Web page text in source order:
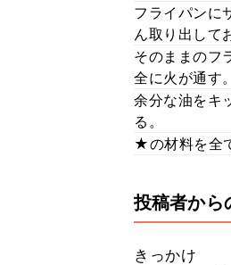
フライパンに
ん取り出して
そのままのフ
全に火が通す。
余分な油をキ
る。
★の材料を全
投稿者から
きっかけ